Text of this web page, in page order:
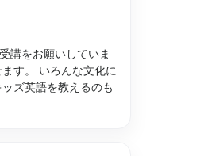
講をお願いしていま
す。 いろんな文化に
ズ英語を教えるのも